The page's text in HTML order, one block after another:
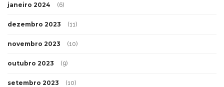
janeiro 2024 (6)
dezembro 2023 (11)
novembro 2023 (10)
outubro 2023 (9)
setembro 2023 (10)